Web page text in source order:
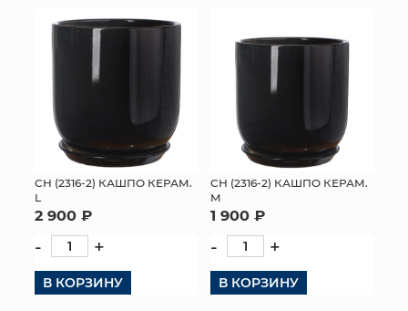
СН (2316-2) КАШПО КЕРАМ.
L
2 900 ₽
- +
В КОРЗИНУ
СН (2316-2) КАШПО КЕРАМ.
M
1 900 ₽
- +
В КОРЗИНУ